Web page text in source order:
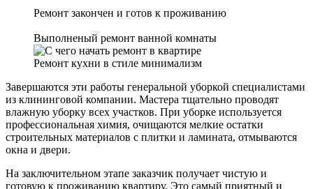
Ремонт закончен и готов к проживанию
Выполненый ремонт ванной комнаты
Ремонт кухни в стиле минимализм
Завершаются эти работы генеральной уборкой специалистами
из клининговой компании. Мастера тщательно проводят
влажную уборку всех участков. При уборке используется
профессиональная химия, очищаются мелкие остатки
строительных материалов с плитки и ламината, отмываются
окна и двери.
На заключительном этапе заказчик получает чистую и
готовую к проживанию квартиру. Это самый приятный и